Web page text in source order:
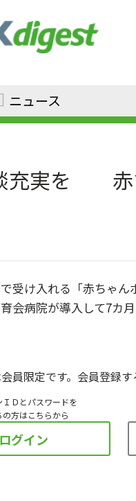
ニュース
充実を 赤
受け入れる「赤ちゃ
会病院が導入して7カ
員限定です。会員登録
ＩＤとパスワードを
の方はこちらから
ログイン